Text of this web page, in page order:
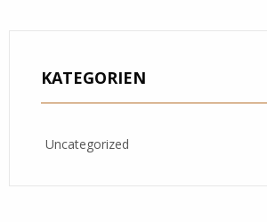
KATEGORIEN
Uncategorized